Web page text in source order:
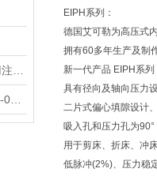
EIPH系列：
德国艾可勒为高压式
拥有60多年生产及制
新一代产品 EIPH系
具有径向及轴向压力
二片式偏心填隙设计
吸入孔和压力孔为90°
用于剪床、折床、冲
低脉冲(2%)、压力稳